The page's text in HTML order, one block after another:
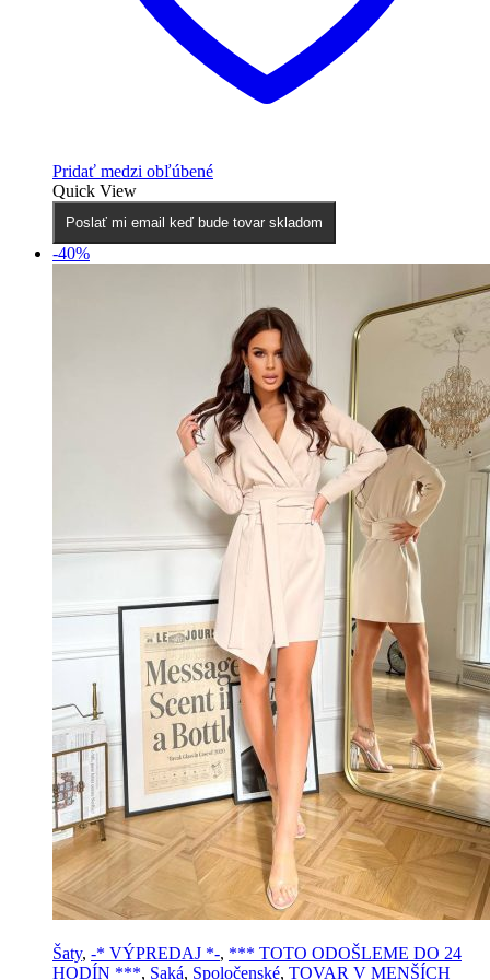
Pridať medzi obľúbené
Quick View
Poslať mi email keď bude tovar skladom
-40%
Šaty, -* VÝPREDAJ *-, *** TOTO ODOŠLEME DO 24
HODÍN ***, Saká, Spoločenské, TOVAR V MENŠÍCH